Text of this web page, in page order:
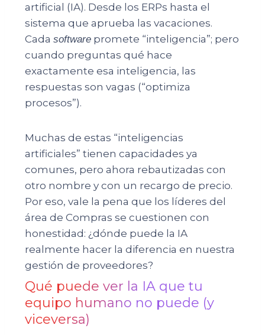
artificial (IA). Desde los ERPs hasta el
sistema que aprueba las vacaciones.
Cada software promete “inteligencia”; pero
cuando preguntas qué hace
exactamente esa inteligencia, las
respuestas son vagas (“optimiza
procesos”).
Muchas de estas “inteligencias
artificiales” tienen capacidades ya
comunes, pero ahora rebautizadas con
otro nombre y con un recargo de precio.
Por eso, vale la pena que los líderes del
área de Compras se cuestionen con
honestidad: ¿dónde puede la IA
realmente hacer la diferencia en nuestra
gestión de proveedores?
Qué puede ver la IA que tu
equipo humano no puede (y
viceversa)